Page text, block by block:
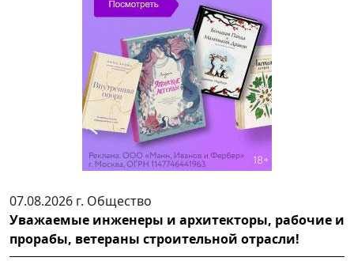
07.08.2026 г. Общество
Уважаемые инженеры и архитекторы, рабочие и
прорабы, ветераны строительной отрасли!